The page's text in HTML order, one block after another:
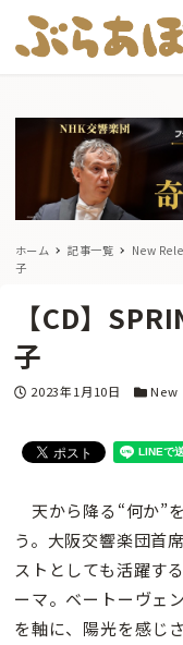
ホーム 記事一覧 New
子
【CD】
子
投稿日
2023年1月10日 カテゴ
New
天から降る“何か”
う。大阪交響楽団首
ストとしても活躍す
ーマ。ベートーヴェ
を軸に、陽光を感じ